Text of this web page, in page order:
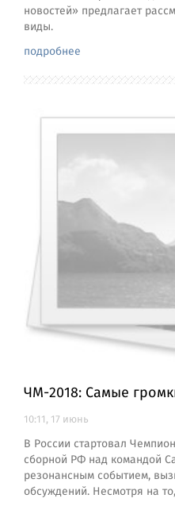
новостей» предлагает
виды.
подробнее
ЧМ-2018: Самые
10:11, 17 июнь
В России стартовал
сборной РФ над командой
резонансным событием,
обсуждений. Несмотря на